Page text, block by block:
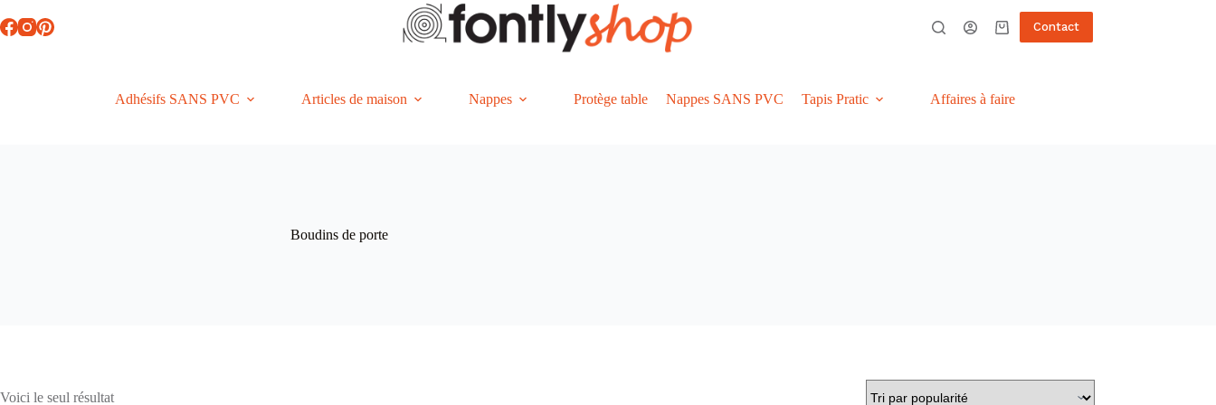
au
contenu
Panier
Contact
Adhésifs SANS PVC Articles de maison Nappes Protège table Nappes SANS PVC Tapis Pratic Affaires à faire
Boudins de porte
Voici le seul résultat